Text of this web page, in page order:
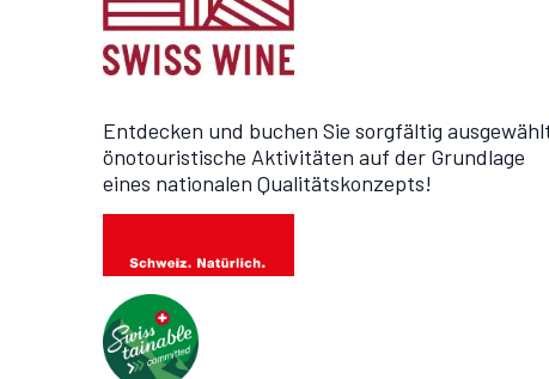
Entdecken und buchen Sie sorgfältig
önotouristische Aktivitäten auf der Grundlage
eines nationalen Qualitätskonzepts!